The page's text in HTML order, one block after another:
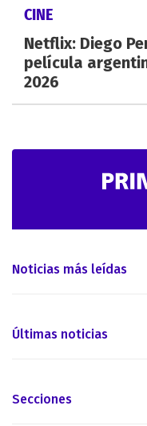
CINE
Netflix: Diego
película
2026
Noticias más leídas
Últimas noticias
Secciones